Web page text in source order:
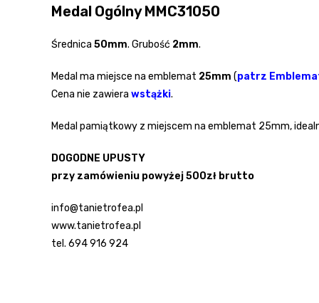
Medal Ogólny MMC31050
Średnica 50mm. Grubość 2mm.
Medal ma miejsce na emblemat 25mm (patrz
Cena nie zawiera wstążki.
Medal pamiątkowy z miejscem na emblemat 25mm,
DOGODNE UPUSTY
przy zamówieniu powyżej 500zł brutto
info@tanietrofea.pl
www.tanietrofea.pl
tel. 694 916 924